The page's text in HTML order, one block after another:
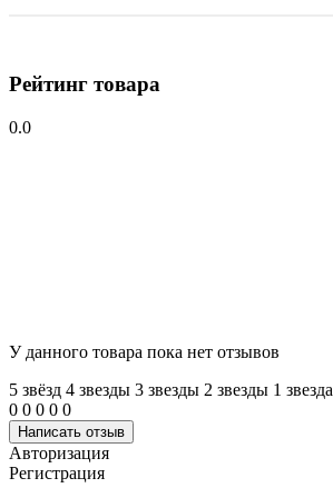
Рейтинг товара
0.0
У данного товара пока нет отзывов
5 звёзд 4 звeзды 3 звeзды 2 звeзды 1 звeзда
0 0 0 0 0
Написать отзыв
Авторизация
Регистрация